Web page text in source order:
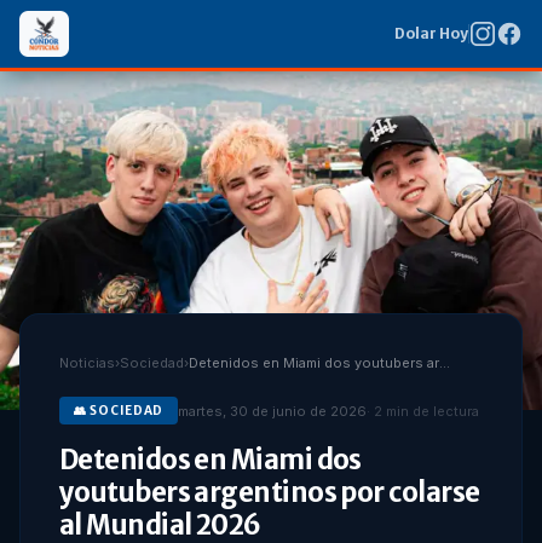
Dolar Hoy
Noticias›Sociedad› Detenidos en Miami dos youtubers argentinos por colarse al Mundial 2026
👥 SOCIEDAD martes, 30 de junio de 2026· 2 min de lectura
Detenidos en Miami dos
youtubers argentinos por colarse
al Mundial 2026